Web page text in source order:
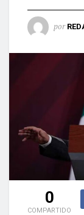
por
0
COMPARTIDO